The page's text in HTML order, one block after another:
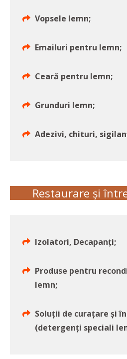
Vopsele lemn;
Emailuri pentru lemn;
Ceară pentru lemn;
Grunduri lemn;
Adezivi, chituri,
Restaurare și
Izolatori, Decapanți;
Produse pentru
lemn;
Soluții de curațare și
(detergenți speciali